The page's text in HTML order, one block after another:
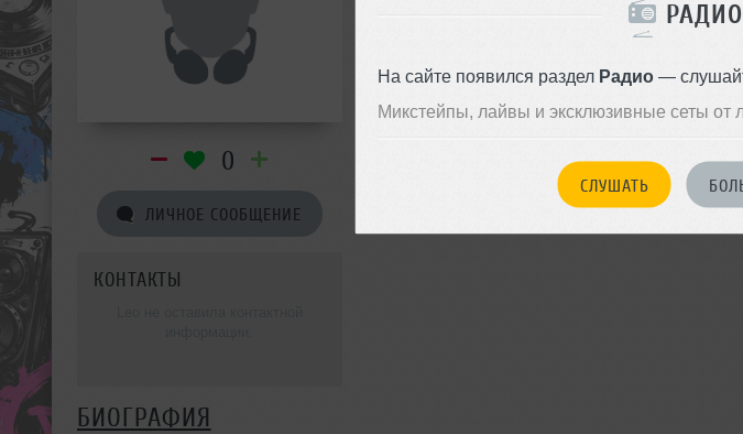
РАДИО
На сайте появился раздел Радио—
Микстейпы, лайвы и эксклюзивные сеты от
СЛУШАТЬ
0
ЛИЧНОЕ СООБЩЕНИЕ
КОНТАКТЫ
БИОГРАФИЯ